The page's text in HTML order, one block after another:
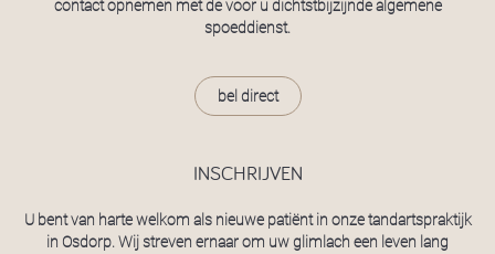
INSCHRIJVEN
U bent van harte welkom als nieuwe patiënt in onze tandartspraktijk
in Osdorp. Wij streven ernaar om uw glimlach een leven lang
contact opnemen met de voor u dichtstbijzijnde algemene
spoeddienst.
bel direct